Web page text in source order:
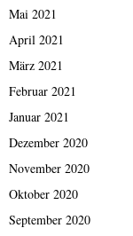
Mai 2021
April 2021
März 2021
Februar 2021
Januar 2021
Dezember 2020
November 2020
Oktober 2020
September 2020